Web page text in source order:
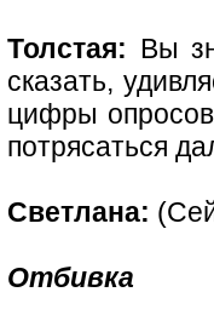
Толстая: Вы
сказать,
цифры
потрясаться
Светлана:
Отбивка